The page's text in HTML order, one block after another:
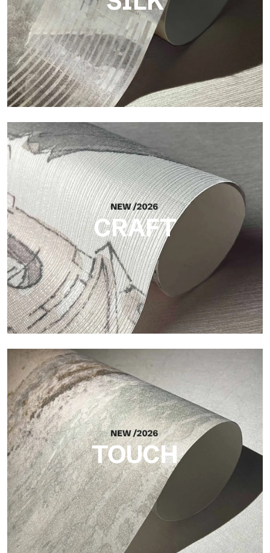
Silk
Helle und elegante Oberfläche mit feiner vertikaler Struktur,
die das Licht reflektiert und der Fläche Tiefe verleiht.
CRAFT
Craft
Oberfläche, inspiriert von natürlichen Fasern, mit einer
essentiellen Struktur, die der Fläche Balance, Tiefe und eine
elegante Materialität verleiht.
TOUCH